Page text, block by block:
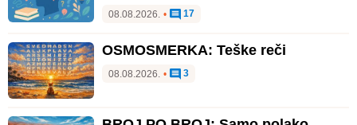
08.08.2026. • 17
OSMOSMERKA: Teške reči
08.08.2026. • 3